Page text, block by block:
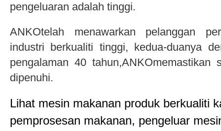
pengeluaran adalah tinggi.
ANKOtelah menawarkan pelanggan
industri berkualiti tinggi, kedua-duanya
pengalaman 40 tahun,ANKOmemastikan
dipenuhi.
Lihat mesin makanan produk berkualiti
pemprosesan makanan, pengeluar